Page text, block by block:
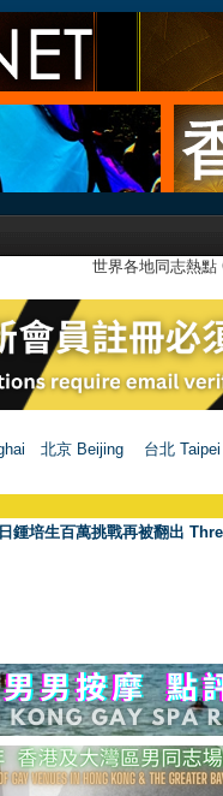
世界各地同志熱
北京 Beijing 台北 Taipei
鍾培生百萬挑戰再被翻出